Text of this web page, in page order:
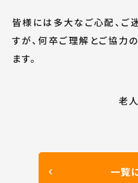
皆様には多大なご心配、ご
すが、何卒ご理解とご協力
ます。
老
一覧